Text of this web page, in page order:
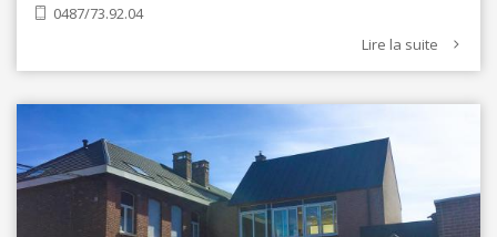
0487/73.92.04
Lire la suite